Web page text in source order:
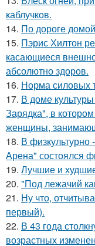
каблучков.
14. По дороге
15. Пэрис Хилтон
касающиеся
абсолютно здоров.
16. Норма силовых
17. В доме
Зарядка", в
женщины,
18. В физкультурно
Арена" состоялся
19. Лучшие и
20. "Под лежачий
21. Ну что,
первый).
22. В 43 года
возрастных